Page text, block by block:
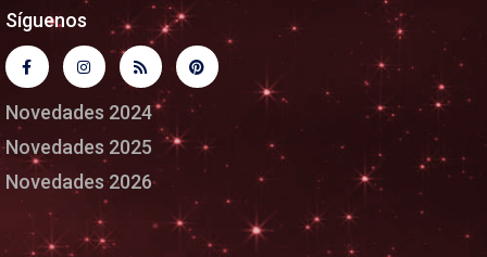
Síguenos
Novedades 2024
Novedades 2025
Novedades 2026